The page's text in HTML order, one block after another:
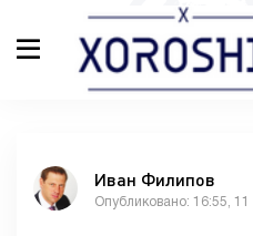
Иван Филипов
Опубликовано: 16:55, 11